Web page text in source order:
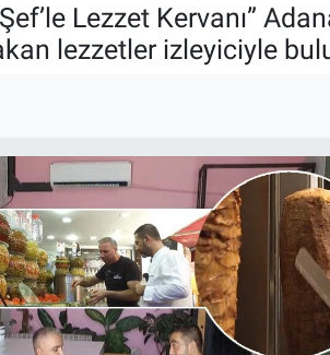
Lezzet Kervanı”
lezzetler izleyiciyle